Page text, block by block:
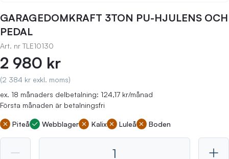
GARAGEDOMKRAFT 3TON PU-HJULENS OCH
PEDAL
Art. nr TLE10130
2 980 kr
(2 384 kr exkl. moms)
ex. 18 månaders delbetalning: 124,17 kr/månad
Första månaden är betalningsfri
Piteå Webblager Kalix Luleå Boden